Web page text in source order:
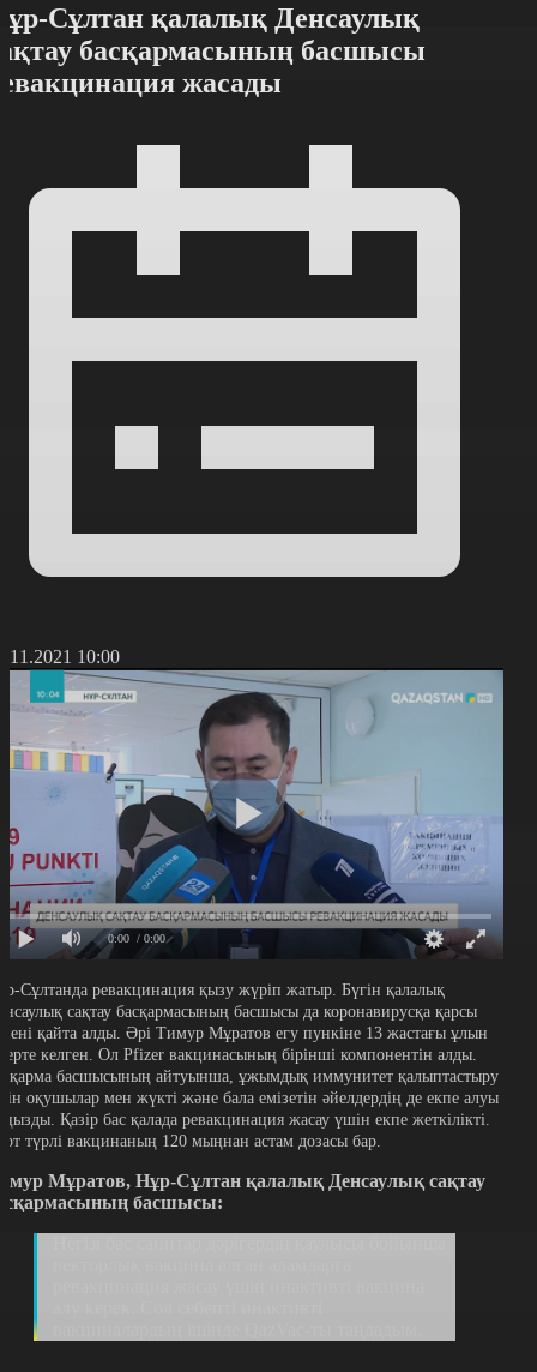
Сұлтан қалалық Денсаулық
басқармасының басшысы
жасады
10:00
0:00 / 0:00
Сұлтанда ревакцинация қызу жүріп жатыр. Бүгін қалалық
сақтау басқармасының басшысы да коронавирусқа қарсы
қайта алды. Әрі Тимур Мұратов егу пункіне 13 жастағы ұлын
ерте келген. Ол Pfizer вакцинасының бірінші компонентін алды.
басшысының айтуынша, ұжымдық иммунитет қалыптастыру
оқушылар мен жүкті және бала емізетін әйелдердің де екпе алуы
Қазір бас қалада ревакцинация жасау үшін екпе жеткілікті.
түрлі вакцинаның 120 мыңнан астам дозасы бар.
Мұратов, Нұр-Сұлтан қалалық Денсаулық сақтау
басшысы: